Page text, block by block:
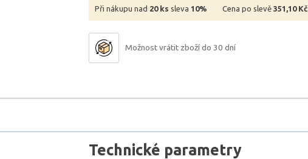
Při nákupu nad 20 ks sleva 10% Cena po slevě 351,10 Kč
Možnost vrátit zboží do 30 dní
Technické parametry